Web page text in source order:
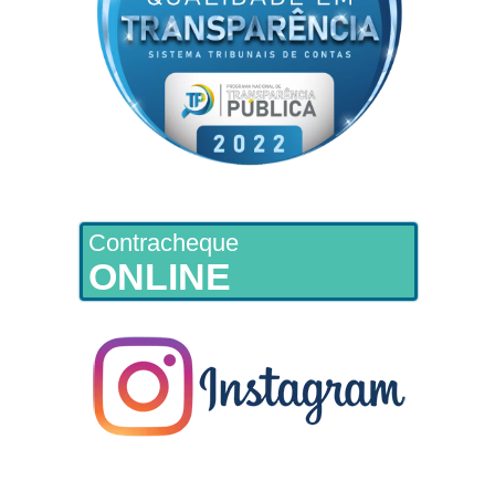
Contracheque
ONLINE